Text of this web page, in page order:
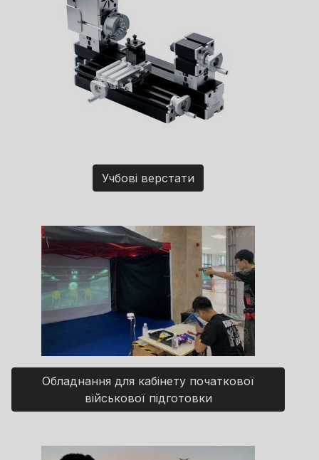
Учбові верстати
Обладнання для кабінету початкової
військової підготовки